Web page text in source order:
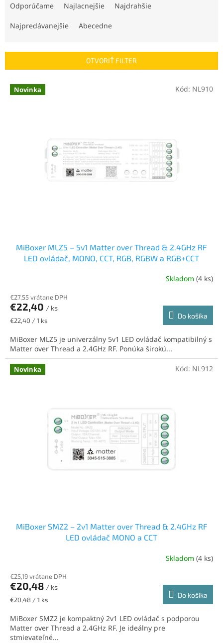
p
Odporúčame Najlacnejšie Najdrahšie
Najpredávanejšie Abecedne
OTVORIŤ FILTER
V Novinka
MiBoxer MLZ5 – 5v1 Matter over Thread & 2.4GHz RF
LED ovládač, MONO, CCT, RGB, RGBW a RGB+CCT
Skladom (4 ks)
€27,55 vrátane DPH
€22,40 / ks
Jednotková
€22,40 / 1 ks
Do košíka
MiBoxer MLZ5 je univerzálny 5v1 LED ovládač kompatibilný s
Matter over Thread a 2.4GHz RF. Ponúka širokú...
Kód: NL910
Novinka
MiBoxer SMZ2 – 2v1 Matter over Thread & 2.4GHz RF
LED ovládač MONO a CCT
Skladom (4 ks)
€25,19 vrátane DPH
€20,48 / ks
Jednotková
€20,48 / 1 ks
Do košíka
MiBoxer SMZ2 je kompaktný 2v1 LED ovládač s podporou
Matter over Thread a 2.4GHz RF. Je ideálny pre
stmievateľné...
Kód: NL912